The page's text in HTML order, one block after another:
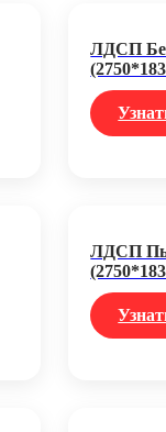
ЛДСП
ЛДСП